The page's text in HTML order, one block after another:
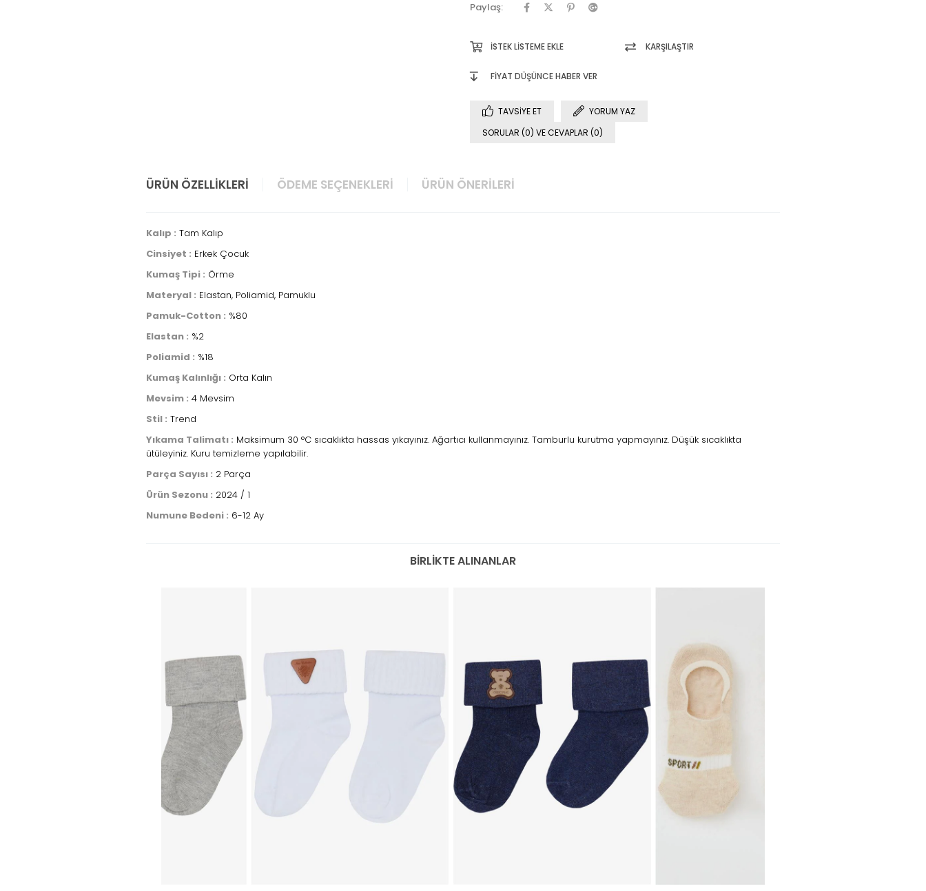
Paylaş:
İSTEK LISTEME EKLE KARŞILAŞTIR
FIYAT DÜŞÜNCE HABER VER
TAVSIYE ET
YORUM YAZ
SORULAR (0) VE CEVAPLAR (0)
ÜRÜN ÖZELLIKLERI ÖDEME SEÇENEKLERI ÜRÜN ÖNERILERI
Kalıp : Tam Kalıp
Cinsiyet : Erkek Çocuk
Kumaş Tipi : Örme
Materyal : Elastan, Poliamid, Pamuklu
Pamuk-Cotton : %80
Elastan : %2
Poliamid : %18
Kumaş Kalınlığı : Orta Kalın
Mevsim : 4 Mevsim
Stil : Trend
Yıkama Talimatı : Maksimum 30 °C sıcaklıkta hassas yıkayınız. Ağartıcı kullanmayınız. Tamburlu kurutma yapmayınız. Düşük sıcaklıkta
ütüleyiniz. Kuru temizleme yapılabilir.
Parça Sayısı : 2 Parça
Ürün Sezonu : 2024 / 1
Numune Bedeni : 6-12 Ay